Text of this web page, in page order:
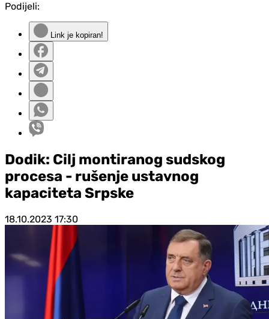
Podijeli:
Link je kopiran!
Dodik: Cilj montiranog sudskog
procesa - rušenje ustavnog
kapaciteta Srpske
18.10.2023 17:30